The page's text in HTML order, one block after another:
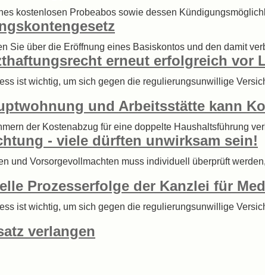
kostenlosen Probeabos sowie dessen
Sie über die Eröffnung eines Basiskontos und den damit
erneut erfolgreich vor
ist wichtig, um sich gegen die regulierungsunwillige
und Arbeitsstätte kann
der Kostenabzug für eine doppelte Haushaltsführung
- viele dürften unwirksam sein!
und Vorsorgevollmachten muss individuell überprüft
Prozesserfolge der Kanzlei für
ist wichtig, um sich gegen die regulierungsunwillige
verlangen